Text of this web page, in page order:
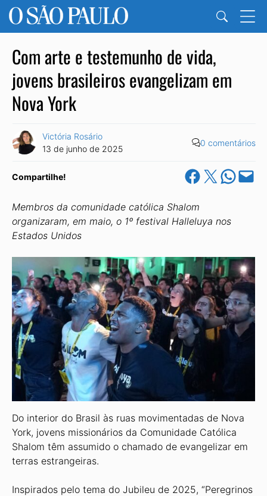
Com arte e testemunho de vida,
jovens brasileiros evangelizam em
Nova York
Victória Rosário
13 de junho de 2025
0 comentários
Compartilhe! Share on Facebook
Share on X Share on
Email this
Membros da comunidade católica Shalom
organizaram, em maio, o 1º festival Halleluya nos
Estados Unidos
Do interior do Brasil às ruas movi­mentadas de Nova
York, jovens mis­sionários da Comunidade Católica
Shalom têm assumido o chamado de evangelizar em
terras estrangeiras.
Inspirados pelo tema do Jubileu de 2025, “Peregrinos